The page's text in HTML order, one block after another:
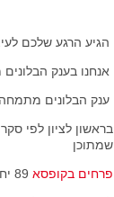
הגיע הרגע שלכם
אנחנו בענק
ענק הבלונים מתמחה
שמתוכן
פרחים בקופסא